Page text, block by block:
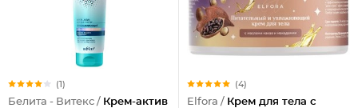
(1)
Белита - Витекс / Крем-актив
(4)
Elfora / Крем для тела с